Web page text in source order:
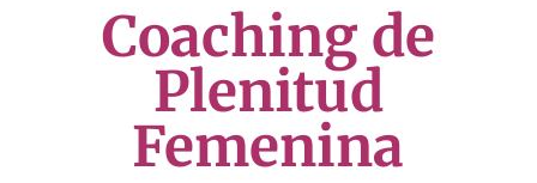
Coaching de
Plenitud
Femenina